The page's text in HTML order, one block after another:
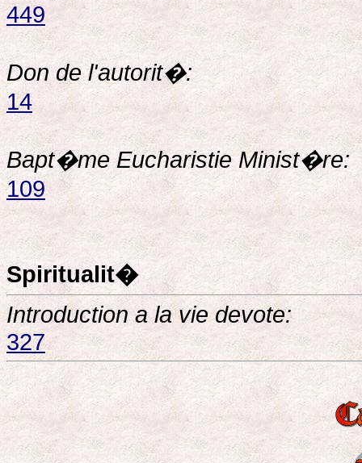
449
Don de l'autorit�:
14
Bapt�me Eucharistie Minist�re:
109
Spiritualit�
Introduction a la vie devote:
327